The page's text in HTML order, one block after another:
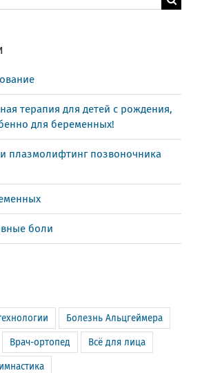
терапия для детей с рождения,
для беременных!
плазмолифтинг позвоночника
боли
Болезнь Альцгеймера
Врач-ортопед Всё для лица